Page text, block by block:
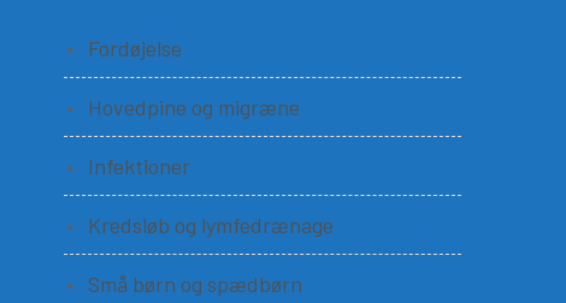
Fordøjelse
Hovedpine og migræne
Infektioner
Kredsløb og lymfedrænage
Små børn og spædbørn